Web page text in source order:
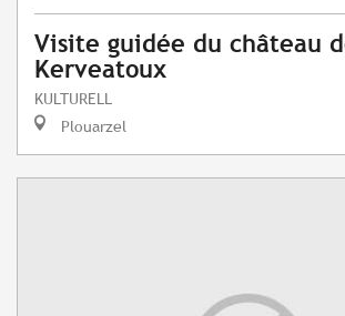
Visite guidée du château
Kerveatoux
KULTURELL
Plouarzel